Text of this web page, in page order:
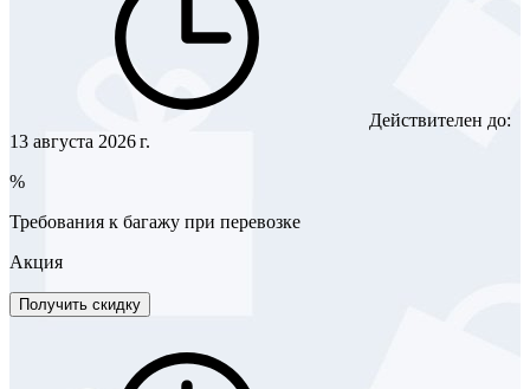
Действителен до:
13 августа 2026 г.
%
Требования к багажу при перевозке
Акция
Получить скидку